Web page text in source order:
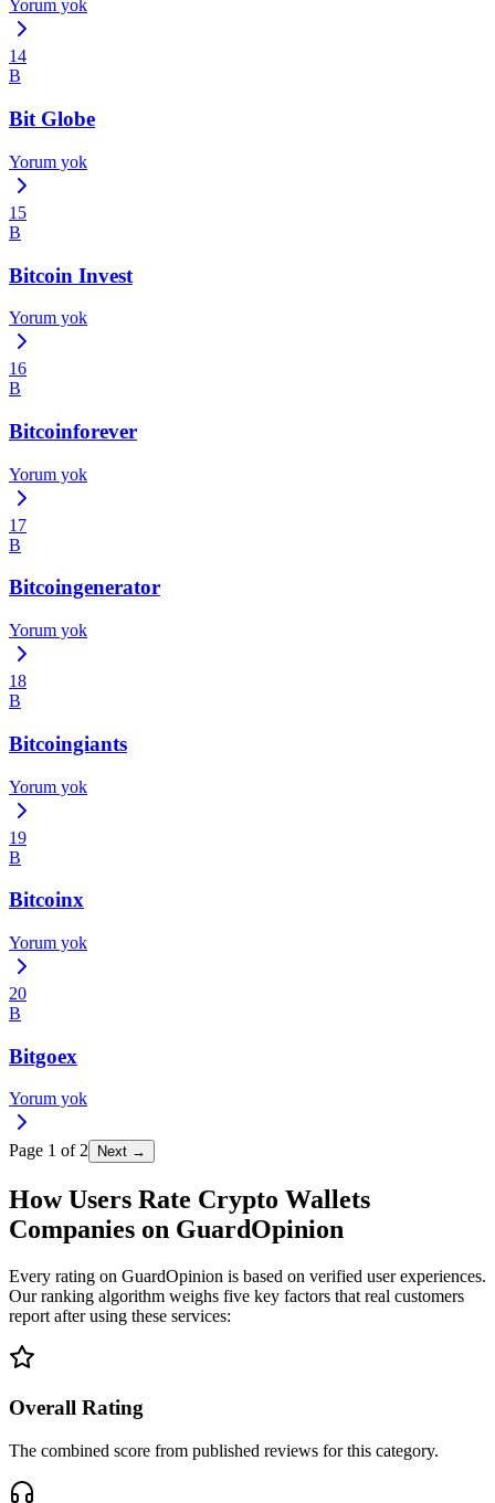
Yorum yok
14
B
Bit Globe
Yorum yok
15
B
Bitcoin Invest
Yorum yok
16
B
Bitcoinforever
Yorum yok
17
B
Bitcoingenerator
Yorum yok
18
B
Bitcoingiants
Yorum yok
19
B
Bitcoinx
Yorum yok
20
B
Bitgoex
Yorum yok
Page 1 of2 Next →
How Users Rate Crypto Wallets
Companies on GuardOpinion
Every rating on GuardOpinion is based on verified user experiences.
Our ranking algorithm weighs five key factors that real customers
report after using these services:
Overall Rating
The combined score from published reviews for this category.